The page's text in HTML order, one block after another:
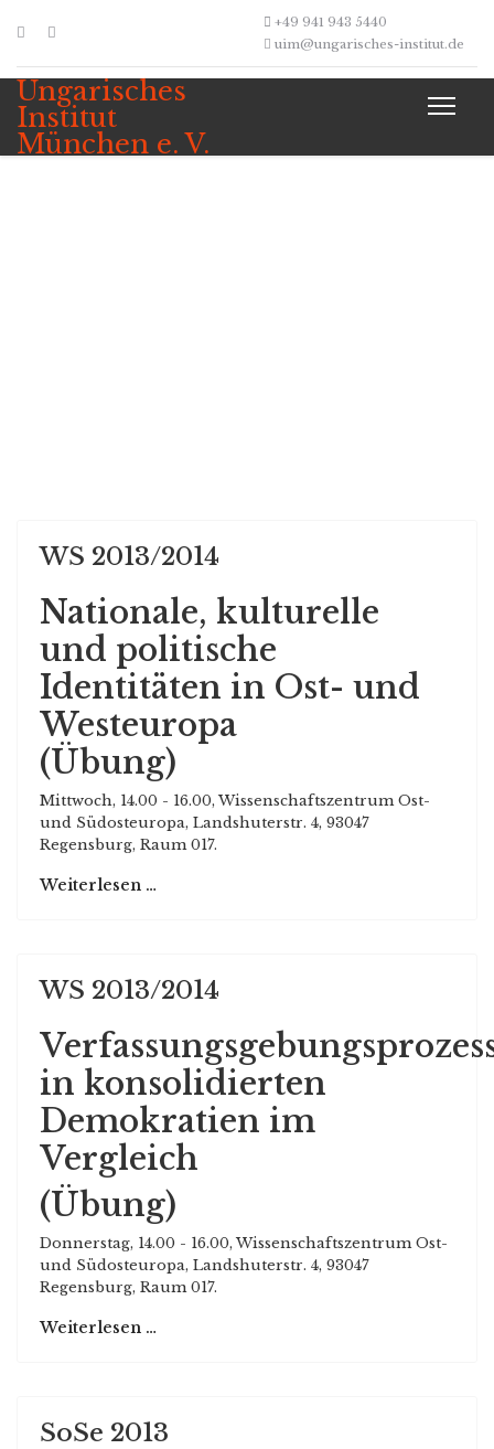
+49 941 943 5440
uim@ungarisches-institut.de
Ungarisches
Institut
München e. V.
WS 2013/2014
Nationale, kulturelle
und politische
Identitäten in Ost- und
Westeuropa
(Übung)
Mittwoch, 14.00 - 16.00, Wissenschaftszentrum Ost-
und Südosteuropa, Landshuterstr. 4, 93047
Regensburg, Raum 017.
Weiterlesen …
WS 2013/2014
in konsolidierten
Demokratien im
Vergleich
(Übung)
Donnerstag, 14.00 - 16.00, Wissenschaftszentrum Ost-
und Südosteuropa, Landshuterstr. 4, 93047
Regensburg, Raum 017.
Weiterlesen …
SoSe 2013